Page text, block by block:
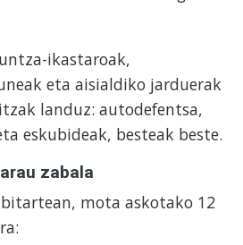
ikastaroak,
eta aisialdiko jarduerak
landuz: autodefentsa,
eskubideak, besteak beste.
zabala
mota askotako 12